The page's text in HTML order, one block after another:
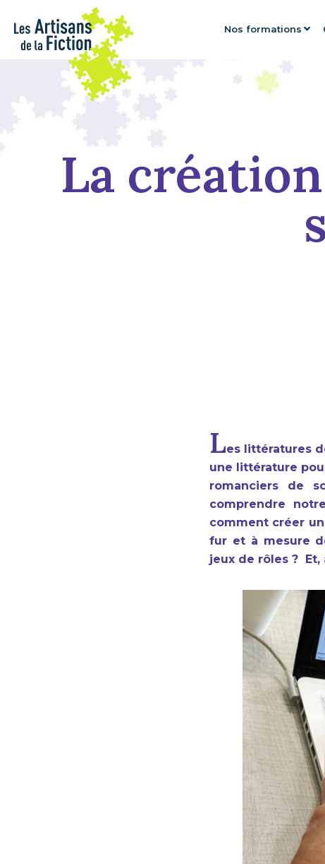
Nos formations
La
Les littératures
une littérature
romanciers de
comprendre
comment créer
fur et à mesure
jeux de rôles ? Et,